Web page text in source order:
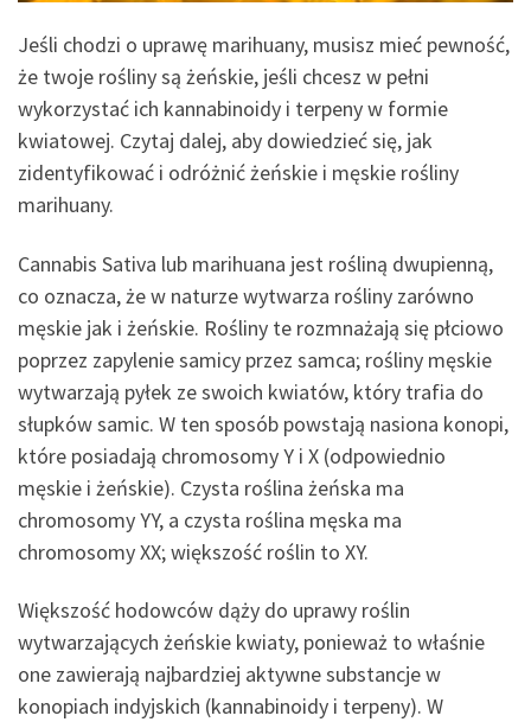
Jeśli chodzi o uprawę marihuany, musisz mieć pewność,
że twoje rośliny są żeńskie, jeśli chcesz w pełni
wykorzystać ich kannabinoidy i terpeny w formie
kwiatowej. Czytaj dalej, aby dowiedzieć się, jak
zidentyfikować i odróżnić żeńskie i męskie rośliny
marihuany.
Cannabis Sativa lub marihuana jest rośliną dwupienną,
co oznacza, że w naturze wytwarza rośliny zarówno
męskie jak i żeńskie. Rośliny te rozmnażają się płciowo
poprzez zapylenie samicy przez samca; rośliny męskie
wytwarzają pyłek ze swoich kwiatów, który trafia do
słupków samic. W ten sposób powstają nasiona konopi,
które posiadają chromosomy Y i X (odpowiednio
męskie i żeńskie). Czysta roślina żeńska ma
chromosomy YY, a czysta roślina męska ma
chromosomy XX; większość roślin to XY.
Większość hodowców dąży do uprawy roślin
wytwarzających żeńskie kwiaty, ponieważ to właśnie
one zawierają najbardziej aktywne substancje w
konopiach indyjskich (kannabinoidy i terpeny). W